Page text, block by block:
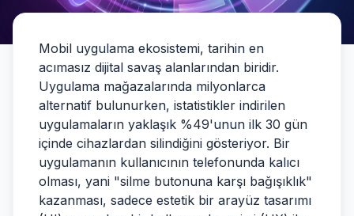
Mobil uygulama ekosistemi, tarihin en
acımasız dijital savaş alanlarından biridir.
Uygulama mağazalarında milyonlarca
alternatif bulunurken, istatistikler indirilen
uygulamaların yaklaşık %49'unun ilk 30 gün
içinde cihazlardan silindiğini gösteriyor. Bir
uygulamanın kullanıcının telefonunda kalıcı
olması, yani "silme butonuna karşı bağışıklık"
kazanması, sadece estetik bir arayüz tasarımı